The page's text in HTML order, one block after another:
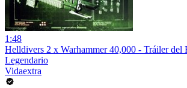
1:48
Helldivers 2 x Warhammer 40,000 - Tráiler del
Legendario
Vidaextra